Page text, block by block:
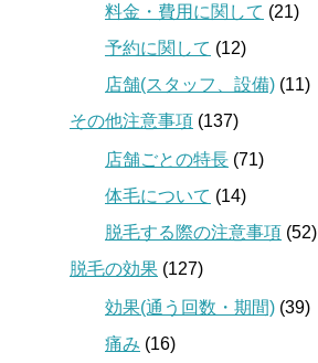
料金・費用に関して (21)
予約に関して (12)
店舗(スタッフ、設備) (11)
その他注意事項 (137)
店舗ごとの特長 (71)
体毛について (14)
脱毛する際の注意事項 (52)
脱毛の効果 (127)
効果(通う回数・期間) (39)
痛み (16)